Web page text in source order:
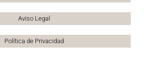
Aviso Legal
Política de Privacidad